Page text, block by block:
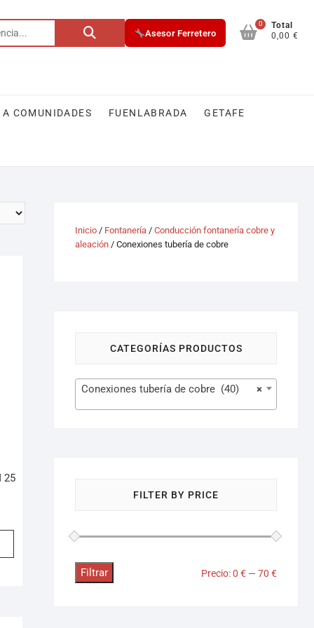
Asesor Ferretero
0
Total
0,00 €
COMUNIDADES FUENLABRADA GETAFE
25
Inicio / Fontanería / Conducción fontanería cobre y
aleación / Conexiones tubería de cobre
CATEGORÍAS PRODUCTOS
×
Conexiones tubería de cobre (40)
FILTER BY PRICE
Filtrar Precio:0 € —70 €